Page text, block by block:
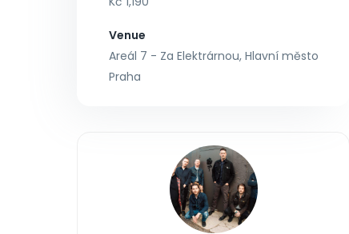
Venue
Areál 7 - Za Elektrárnou, Hlavní město
Praha